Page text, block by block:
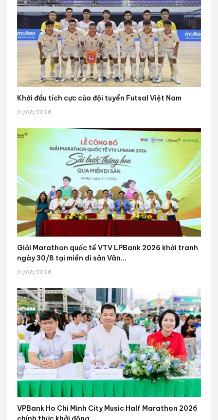
Khởi đầu tích cực của đội tuyển Futsal Việt Nam
01/08/2026
Giải Marathon quốc tế VTV LPBank 2026 khởi tranh
ngày 30/8 tại miền di sản Vân...
01/08/2026
VPBank Ho Chi Minh City Music Half Marathon 2026